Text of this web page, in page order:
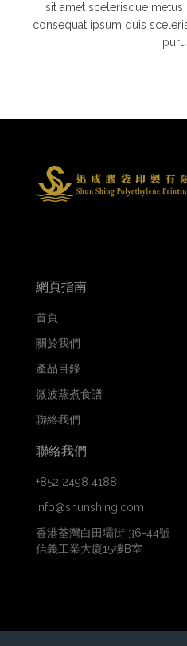
sit amet scelerisque metus
consequat ipsum quis
網頁指南
首頁
關於我們
產品目錄
微波蒸煮食譜
聯絡我們
聯絡我們
+852 2498 4188
info@shunshing.com
香港荃灣白田壩街 36-44號
信義工業大廈15樓B室